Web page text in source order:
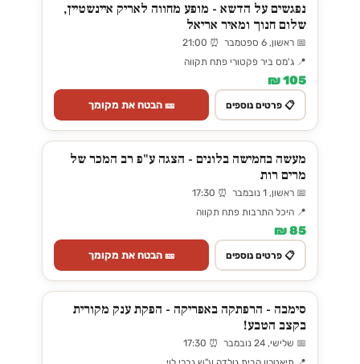
נפגשים על הדשא - מופע מחווה לאריק איינשטיין,
שלום חנוך ומאיר אריאל
📅 ראשון, 6 ספטמבר ⏰ 21:00
📍 ג'מס ביר פקטורי פתח תקווה
105 ₪
📋 פרטים נוספים 🎫 הבטח את מקומך
מעשה בחמישה בלונים - הצגה ע"פ רב המכר של
מרים רות
📅 ראשון, 1 נובמבר ⏰ 17:30
📍 היכל התרבות פתח תקווה
85 ₪
📋 פרטים נוספים 🎫 הבטח את מקומך
סימבה - הרפתקה באפריקה - הפקת ענק מקורית
בקצב הטבע!
📅 שלישי, 24 נובמבר ⏰ 17:30